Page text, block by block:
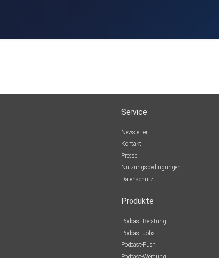
Service
Newsletter
Kontakt
Presse
Nutzungsbedingungen
Datenschutz
Produkte
Podcast-Beratung
Podcast-Jobs
Podcast-Push
Podcast-Werbung